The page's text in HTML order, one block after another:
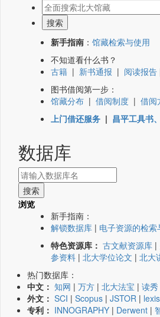
新手指南 ： 馆藏检索与使用
不知道看什么书？
古籍 | 新书通报 | 阅读报告
图书借阅第一步：
馆藏分布 | 借阅制度 | 借阅
上门借还服务 | 昌平工具书
数据库
浏览
新手指南：
解锁数据库 | 电子资源的检索
特色资源库： 古文献资源库 |
参资料 | 北大学位论文 | 北大
热门数据库：
中文： 知网 | 万方 | 北大法宝 | 读秀
外文： SCI | Scopus | JSTOR | lexis
专利： INNOGRAPHY | Derwent |